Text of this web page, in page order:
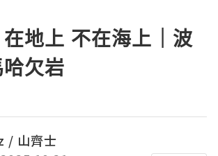
地上 不在海上｜波
欠岩
/ 山齊士